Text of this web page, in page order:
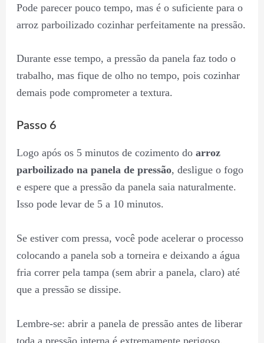
Pode parecer pouco tempo, mas é o suficiente para o
arroz parboilizado cozinhar perfeitamente na pressão.
Durante esse tempo, a pressão da panela faz todo o
trabalho, mas fique de olho no tempo, pois cozinhar
demais pode comprometer a textura.
Passo 6
Logo após os 5 minutos de cozimento do arroz
parboilizado na panela de pressão, desligue o fogo
e espere que a pressão da panela saia naturalmente.
Isso pode levar de 5 a 10 minutos.
Se estiver com pressa, você pode acelerar o processo
colocando a panela sob a torneira e deixando a água
fria correr pela tampa (sem abrir a panela, claro) até
que a pressão se dissipe.
Lembre-se: abrir a panela de pressão antes de liberar
toda a pressão interna é extremamente perigoso,